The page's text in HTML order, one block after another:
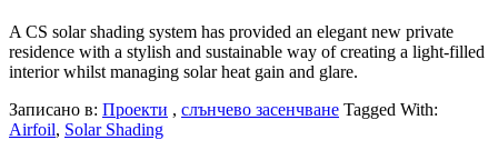
A CS solar shading system has provided an elegant new private
residence with a stylish and sustainable way of creating a light-filled
interior whilst managing solar heat gain and glare.
Записано в: Проекти , слънчево засенчване Tagged With:
Airfoil, Solar Shading